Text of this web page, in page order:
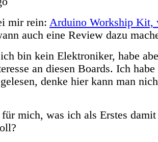
mir rein: Arduino Workship Kit,
auch eine Review dazu
bin kein Elektroniker, habe
an diesen Boards. Ich
denke hier kann man
mich, was ich als Erstes